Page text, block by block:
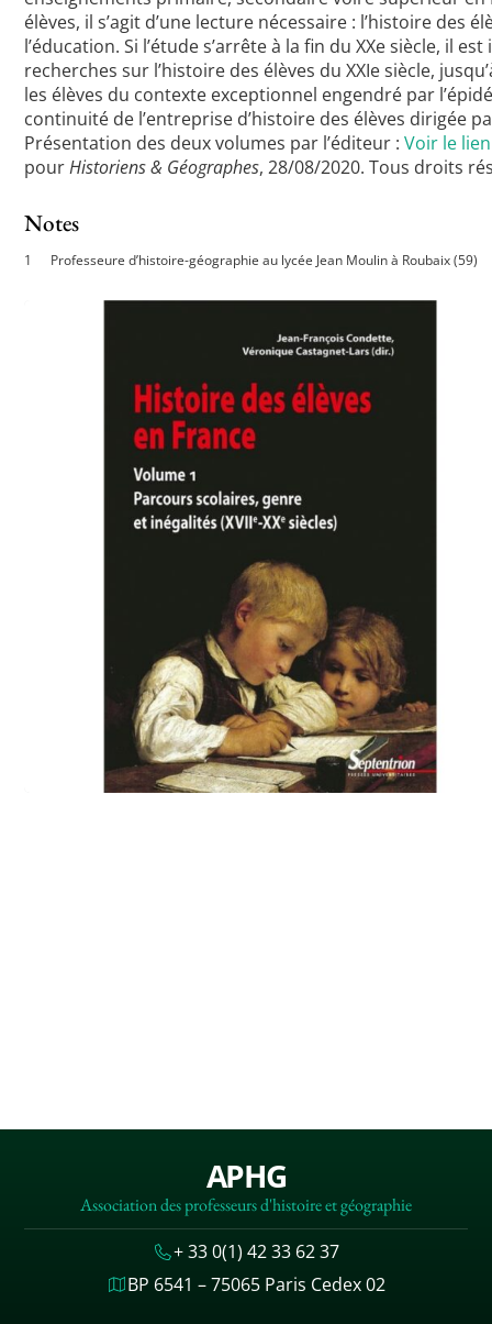
élèves, il s’agit d’une lecture nécessaire : l’histoire
l’éducation. Si l’étude s’arrête à la fin du XXe siècle, il
recherches sur l’histoire des élèves du XXIe siècle,
les élèves du contexte exceptionnel engendré par
continuité de l’entreprise d’histoire des élèves dirigée
Présentation des deux volumes par l’éditeur :Voir le lien
pourHistoriens & Géographes, 28/08/2020. Tous droits
Notes
Professeure d’histoire-géographie au lycée Jean Moulin à Roubaix (59)
APHG
Association des professeurs d'histoire et géographie
+ 33 0(1) 42 33 62 37
BP 6541 – 75065 Paris Cedex 02